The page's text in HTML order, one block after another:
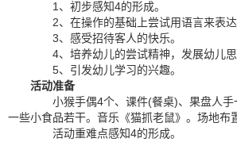
1、初步感知4的形成。
2、在操作的基础上尝试用语言来表达
3、感受招待客人的快乐。
4、培养幼儿的尝试精神，发展幼儿思
5、引发幼儿学习的兴趣。
活动准备
小猴手偶4个、课件(餐桌)、果盘人手
一些小食品若干。音乐《猫抓老鼠》。场地布
活动重难点感知4的形成。